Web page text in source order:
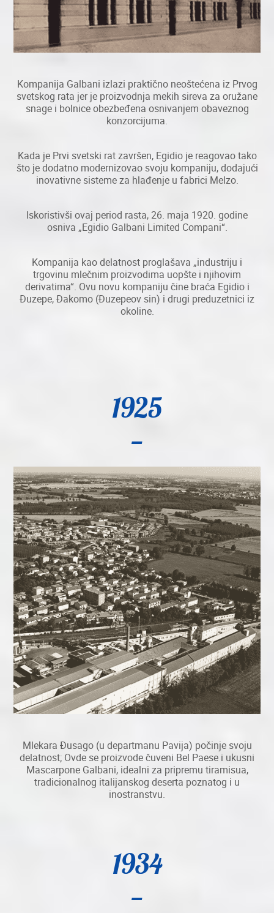
Kompanija Galbani izlazi praktično neoštećena iz Prvog
svetskog rata jer je proizvodnja mekih sireva za oružane
snage i bolnice obezbeđena osnivanjem obaveznog
konzorcijuma.
Kada je Prvi svetski rat završen, Egidio je reagovao tako
što je dodatno modernizovao svoju kompaniju, dodajući
inovativne sisteme za hlađenje u fabrici Melzo.
Iskoristivši ovaj period rasta, 26. maja 1920. godine
osniva „Egidio Galbani Limited Compani“.
Kompanija kao delatnost proglašava „industriju i
trgovinu mlečnim proizvodima uopšte i njihovim
derivatima“. Ovu novu kompaniju čine braća Egidio i
Đuzepe, Đakomo (Đuzepeov sin) i drugi preduzetnici iz
okoline.
1925
Mlekara Đusago (u departmanu Pavija) ​​počinje svoju
delatnost; Ovde se proizvode čuveni Bel Paese i ukusni
Mascarpone Galbani, idealni za pripremu tiramisua,
tradicionalnog italijanskog deserta poznatog i u
inostranstvu.
1934